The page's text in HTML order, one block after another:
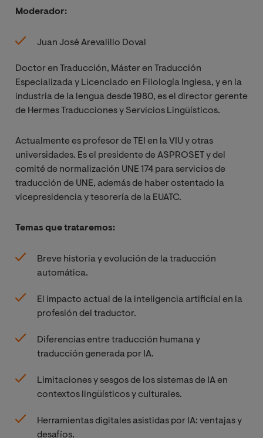
Moderador:
Juan José Arevalillo Doval
Doctor en Traducción, Máster en Traducción
Especializada y Licenciado en Filología Inglesa, y en la
industria de la lengua desde 1980, es el director gerente
de Hermes Traducciones y Servicios Lingüísticos.
Actualmente es profesor de TEI en la VIU y otras
universidades. Es el presidente de ASPROSET y del
comité de normalización UNE 174 para servicios de
traducción de UNE, además de haber ostentado la
vicepresidencia y tesorería de la EUATC.
Temas que trataremos:
Breve historia y evolución de la traducción
automática.
El impacto actual de la inteligencia artificial en la
profesión del traductor.
Diferencias entre traducción humana y
traducción generada por IA.
Limitaciones y sesgos de los sistemas de IA en
contextos lingüísticos y culturales.
Herramientas digitales asistidas por IA: ventajas y
desafíos.